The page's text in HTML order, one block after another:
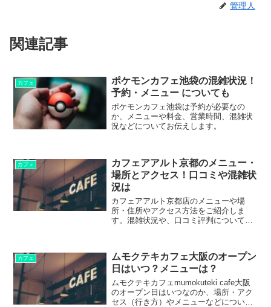
管理人
関連記事
カフェ
ポケモンカフェ池袋の混雑状況！
予約・メニュー についても
ポケモンカフェ池袋は予約が必要なの
か、メニューや料金、営業時間、混雑状
況などについてお伝えします。
カフェ
カフェアアルト京都のメニュー・
場所とアクセス！口コミや混雑状
況は
カフェアアルト京都店のメニューや場
所・住所やアクセス方法をご紹介しま
す。混雑状況や、口コミ評判について
カフェ
ムモクテキカフェ大阪のオープン
日はいつ？メニューは？
ムモクテキカフェmumokuteki cafe大阪
のオープン日はいつなのか、場所・アク
セス（行き方）やメニューなどについ